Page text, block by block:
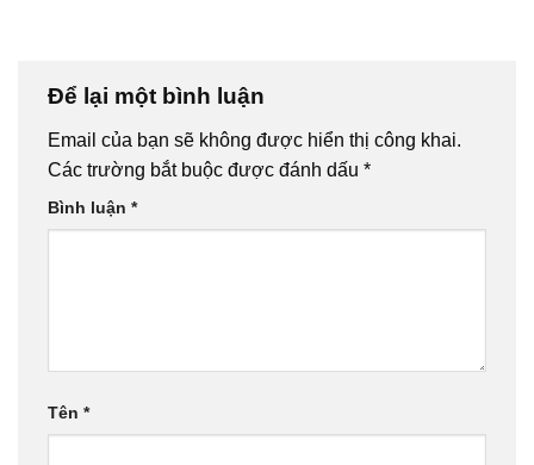
Để lại một bình luận
Email của bạn sẽ không được hiển thị công khai.
Các trường bắt buộc được đánh dấu *
Bình luận *
Tên *